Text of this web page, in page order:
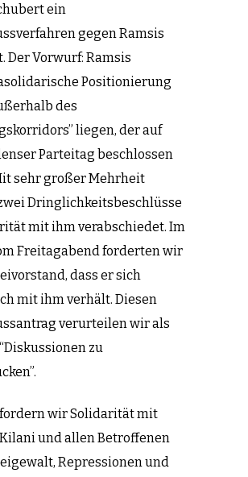
ein
gegen Ramsis
Der Vorwurf: Ramsis
Positionierung
des
liegen, der auf
Parteitag beschlossen
sehr großer Mehrheit
Dringlichkeitsbeschlüsse
mit ihm verabschiedet. Im
Freitagabend forderten wir
dass er sich
mit ihm verhält. Diesen
verurteilen wir als
zu
wir Solidarität mit
und allen Betroffenen
Repressionen und